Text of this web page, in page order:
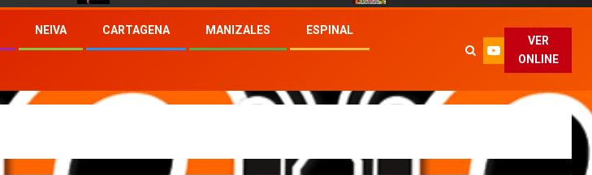
NEIVA CARTAGENA MANIZALES ESPINAL
VER
ONLINE